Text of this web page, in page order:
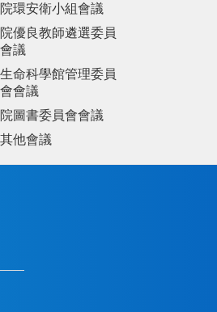
院環安衛小組會議
院優良教師遴選委員
會議
生命科學館管理委員
會會議
院圖書委員會會議
其他會議